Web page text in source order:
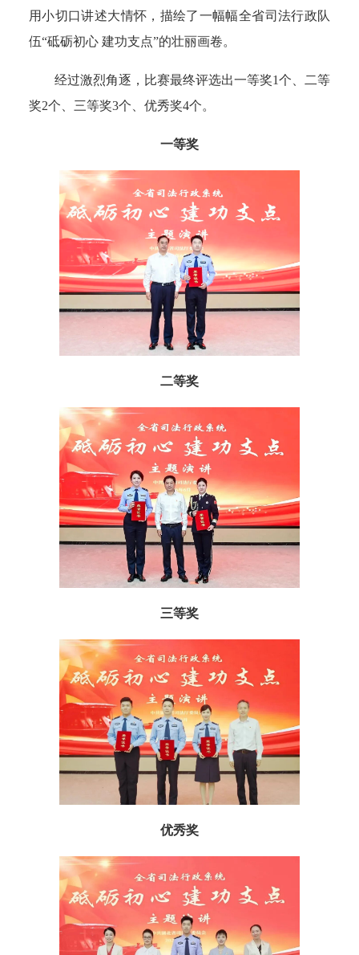
用小切口讲述大情怀，描绘了一幅幅全省司法行政队
伍“砥砺初心 建功支点”的壮丽画卷。
经过激烈角逐，比赛最终评选出一等奖1个、二等
奖2个、三等奖3个、优秀奖4个。
一等奖
二等奖
三等奖
优秀奖